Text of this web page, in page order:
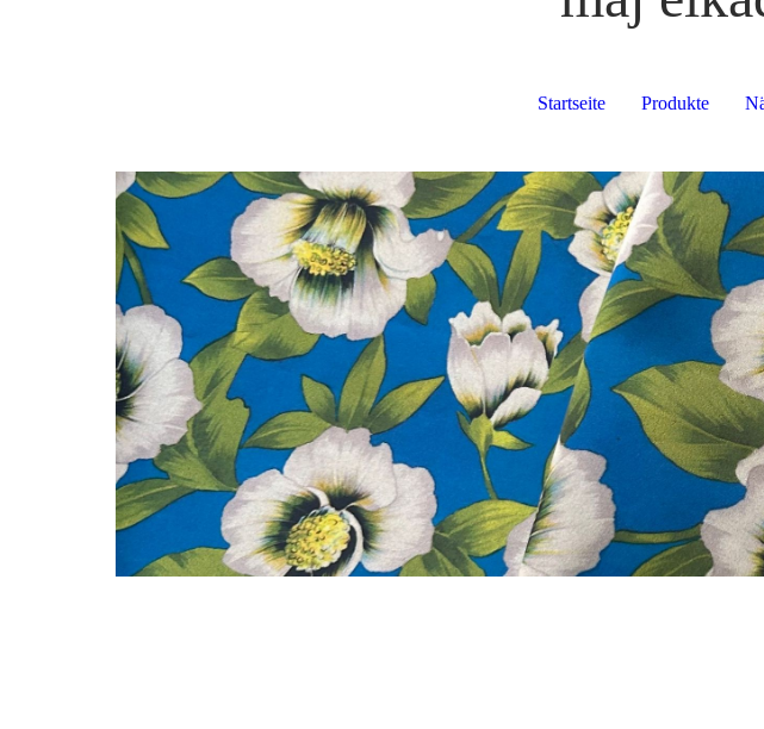
Startseite Produkte